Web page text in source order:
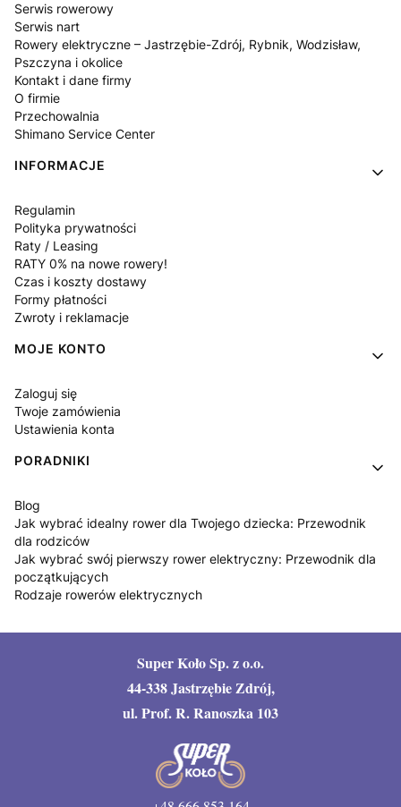
Serwis rowerowy
Serwis nart
Rowery elektryczne – Jastrzębie-Zdrój, Rybnik, Wodzisław,
Pszczyna i okolice
Kontakt i dane firmy
O firmie
Przechowalnia
Shimano Service Center
INFORMACJE
Regulamin
Polityka prywatności
Raty / Leasing
RATY 0% na nowe rowery!
Czas i koszty dostawy
Formy płatności
Zwroty i reklamacje
MOJE KONTO
Zaloguj się
Twoje zamówienia
Ustawienia konta
PORADNIKI
Blog
Jak wybrać idealny rower dla Twojego dziecka: Przewodnik
dla rodziców
Jak wybrać swój pierwszy rower elektryczny: Przewodnik dla
początkujących
Rodzaje rowerów elektrycznych
Super Koło Sp. z o.o.
44-338 Jastrzębie Zdrój,
ul. Prof. R. Ranoszka 103